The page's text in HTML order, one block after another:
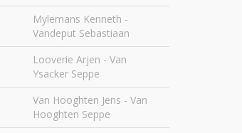
Mylemans Kenneth -
Vandeput Sebastiaan
Looverie Arjen - Van
Ysacker Seppe
Van Hooghten Jens - Van
Hooghten Seppe